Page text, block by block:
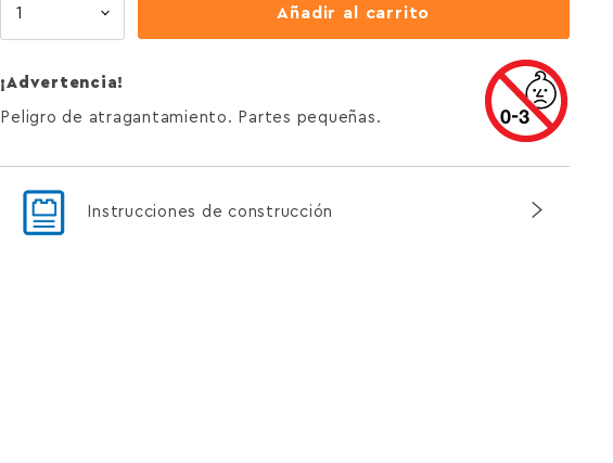
Añadir al carrito
¡Advertencia!
Peligro de atragantamiento. Partes pequeñas.
Instrucciones de construcción